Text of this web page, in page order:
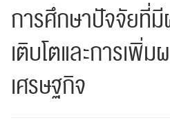
การศึกษาปัจจัยที่
เติบโตและการเพิ่
เศรษฐกิจ